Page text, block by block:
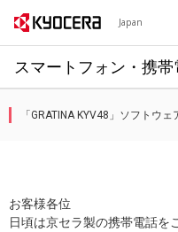
Japan
スマートフォン・携帯
「GRATINA KYV48」ソフトウ
お客様各位
日頃は京セラ製の携帯電話を